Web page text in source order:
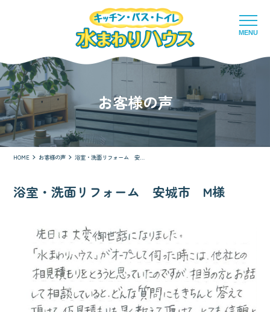
お客様の声
HOME お客様の声 浴室・洗面リフォーム 安城市 M様
浴室・洗面リフォーム 安城市 M様
MENU